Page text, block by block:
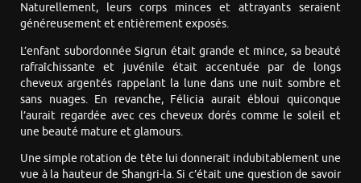
Naturellement, leurs corps minces et attrayants seraient
généreusement et entièrement exposés.
L’enfant subordonnée Sigrun était grande et mince, sa beauté
rafraîchissante et juvénile était accentuée par de longs
cheveux argentés rappelant la lune dans une nuit sombre et
sans nuages. En revanche, Félicia aurait ébloui quiconque
l’aurait regardée avec ces cheveux dorés comme le soleil et
une beauté mature et glamours.
Une simple rotation de tête lui donnerait indubitablement une
vue à la hauteur de Shangri-la. Si c’était une question de savoir